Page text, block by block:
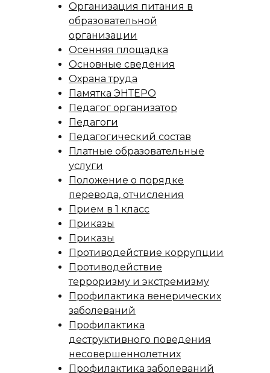
Организация питания в
образовательной
организации
Осенняя площадка
Основные сведения
Охрана труда
Памятка ЭНТЕРО
Педагог организатор
Педагоги
Педагогический состав
Платные образовательные
услуги
Положение о порядке
перевода, отчисления
Прием в 1 класс
Приказы
Приказы
Противодействие коррупции
Противодействие
терроризму и экстремизму
Профилактика венерических
заболеваний
Профилактика
деструктивного поведения
несовершеннолетних
Профилактика заболеваний